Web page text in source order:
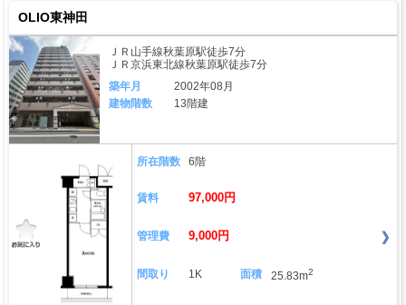
OLIO東神田
ＪＲ山手線秋葉原駅徒歩7分
ＪＲ京浜東北線秋葉原駅徒歩7分
築年月
2002年08月
建物階数
13階建
所在階数 6階
賃料 97,000円
管理費 9,000円
間取り 1K 面積 25.83m2